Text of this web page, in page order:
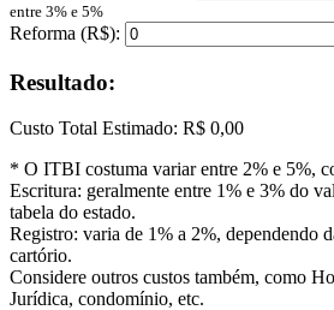
entre 3% e 5%
Reforma (R$):
Resultado:
Custo Total Estimado: R$ 0,00
* O ITBI costuma variar entre 2% e 5%,
Escritura: geralmente entre 1% e 3% do
tabela do estado.
Registro: varia de 1% a 2%, dependendo
cartório.
Considere outros custos também, como
Jurídica, condomínio, etc.